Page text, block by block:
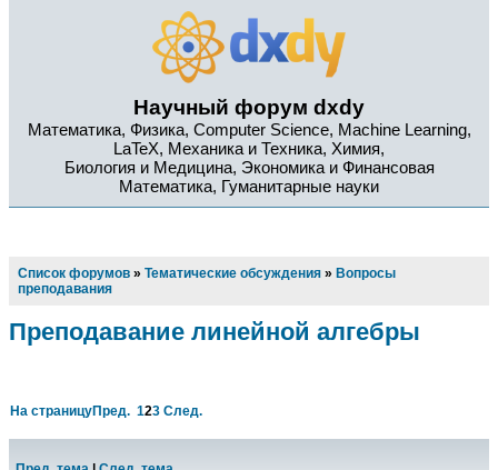
Научный форум dxdy
Математика, Физика, Computer Science, Machine Learning,
LaTeX, Механика и Техника, Химия,
Биология и Медицина, Экономика и Финансовая
Математика, Гуманитарные науки
Список форумов » Тематические обсуждения » Вопросы
преподавания
Преподавание линейной алгебры
На страницуПред. 123 След.